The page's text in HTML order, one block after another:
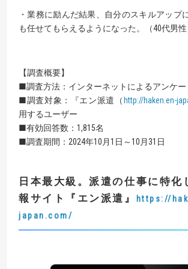
・業務に励んだ結果、自分のスキルアップ
も任せてもらえるようになった。（40代男性
【調査概要】
■調査方法：インターネットによるアンケー
■調査対象：『エン派遣（ http://haken.en-
用するユーザー
■有効回答数：1,815名
■調査期間：2024年10月1日～10月31日
日本最大級。派遣の仕事に特化
報サイト
『 エン派遣 』
https://
japan.com/